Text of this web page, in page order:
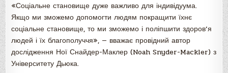
«Соціальне становище дуже важливо для індивідуума.
Якщо ми зможемо допомогти людям покращити їхнє
соціальне становище, то ми зможемо і поліпшити здоров’я
людей і їх благополуччя», — вважає провідний автор
дослідження Ної Снайдер-Маклер (Noah Snyder-Mackler) з
Університету Дьюка.